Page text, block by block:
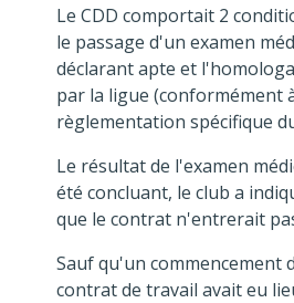
Le CDD comportait 2
le passage d'un examen
déclarant apte et
par la ligue (conformément
règlementation spécifique
Le résultat de l'examen
été concluant, le club a
que le contrat n'entrerait
Sauf qu'un commencement
contrat de travail avait eu